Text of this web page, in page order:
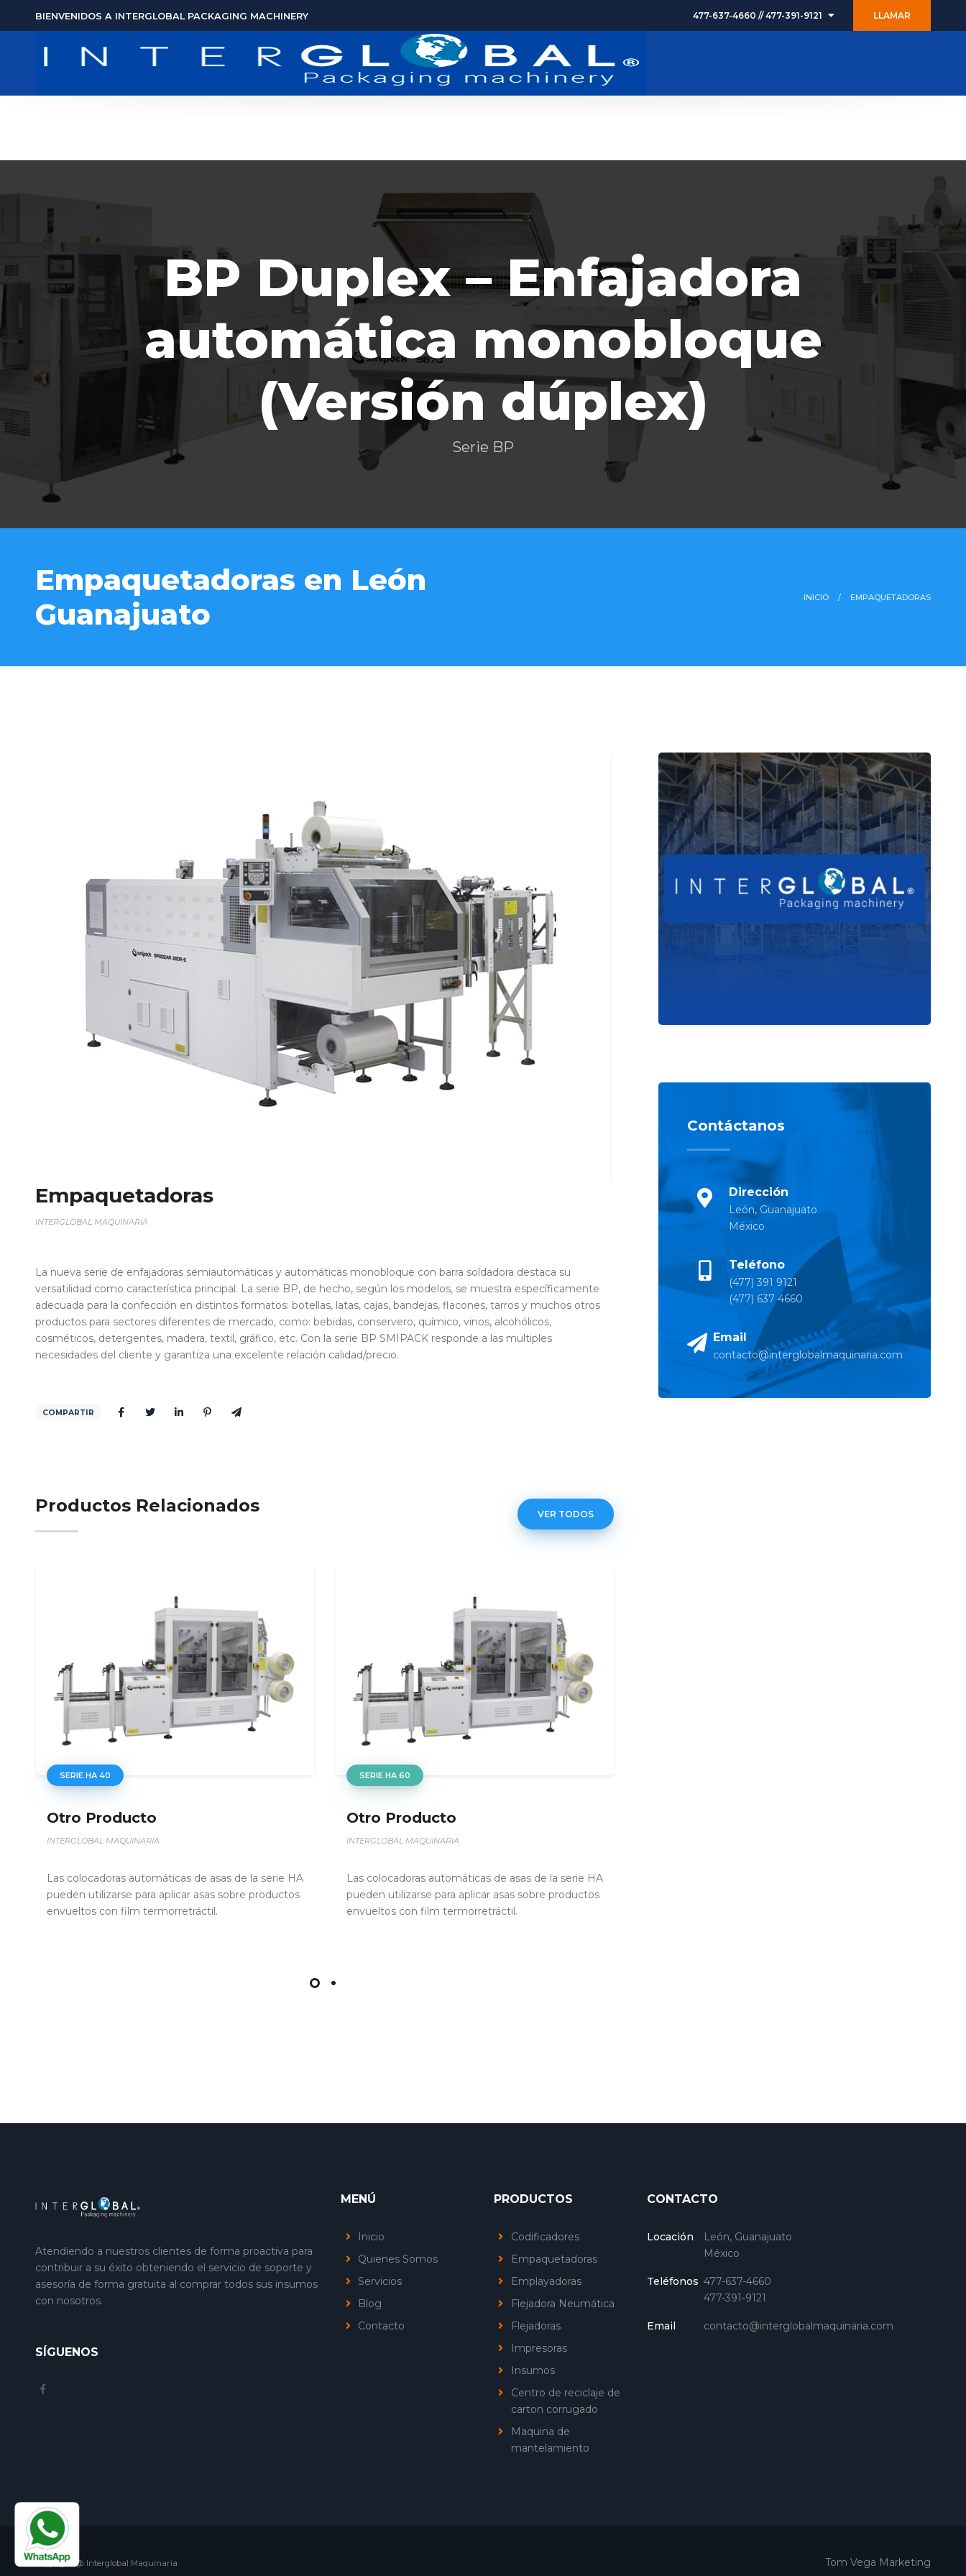
BIENVENIDOS A INTERGLOBAL PACKAGING MACHINERY 477-637-4660 // 477-391-9121 LLAMAR
BP Duplex – Enfajadora
automática monobloque
(Versión dúplex)
Serie BP
Empaquetadoras en León
Guanajuato
INICIO EMPAQUETADORAS
Empaquetadoras
INTERGLOBAL MAQUINARIA
La nueva serie de enfajadoras semiautomáticas y automáticas monobloque con barra soldadora destaca su
versatilidad como característica principal. La serie BP, de hecho, según los modelos, se muestra específicamente
adecuada para la confección en distintos formatos: botellas, latas, cajas, bandejas, flacones, tarros y muchos otros
productos para sectores diferentes de mercado, como: bebidas, conservero, químico, vinos, alcohólicos,
cosméticos, detergentes, madera, textil, gráfico, etc. Con la serie BP SMIPACK responde a las multiples
necesidades del cliente y garantiza una excelente relación calidad/precio.
COMPARTIR
Productos Relacionados VER TODOS
SERIE HA 60
Otro Producto
INTERGLOBAL MAQUINARIA
Las colocadoras automáticas de asas de la serie HA
pueden utilizarse para aplicar asas sobre productos
envueltos con film termorretráctil.
SERIE SL 45
Otro Producto
INTERGLOBAL MAQUINARIA
Las colocadoras automáticas de asas de la serie HA
pueden utilizarse para aplicar asas sobre productos
envueltos con film termorretráctil.
Contáctanos
Dirección
León, Guanajuato
México
Teléfono
(477) 391 9121
(477) 637 4660
Email
contacto@interglobalmaquinaria.com
Atendiendo a nuestros clientes de forma proactiva para
contribuir a su éxito obteniendo el servicio de soporte y
asesoría de forma gratuita al comprar todos sus insumos
con nosotros.
SÍGUENOS
MENÚ
Inicio
Quienes Somos
Servicios
Blog
Contacto
PRODUCTOS
Codificadores
Empaquetadoras
Emplayadoras
Flejadora Neumática
Flejadoras
Impresoras
Insumos
Centro de reciclaje de
carton corrugado
Maquina de
mantelamiento
CONTACTO
Locación
León, Guanajuato
México
Teléfonos 477-637-4660
477-391-9121
Email contacto@interglobalmaquinaria.com
Copyright @ Interglobal Maquinaria Tom Vega Marketing